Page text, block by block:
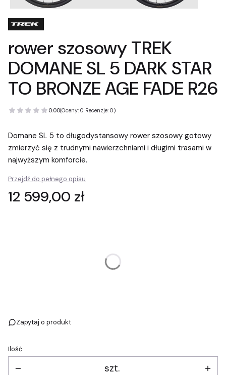
rower szosowy TREK
DOMANE SL 5 DARK STAR
TO BRONZE AGE FADE R26
0.00(Oceny: 0 Recenzje: 0)
Domane SL 5 to długodystansowy rower szosowy gotowy
zmierzyć się z trudnymi nawierzchniami i długimi trasami w
najwyższym komforcie.
Przejdź do pełnego opisu
Cena
12 599,00 zł
Zapytaj o produkt
Ilość
szt.